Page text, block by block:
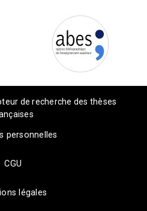
de recherche des thèses
personnelles
CGU
légales